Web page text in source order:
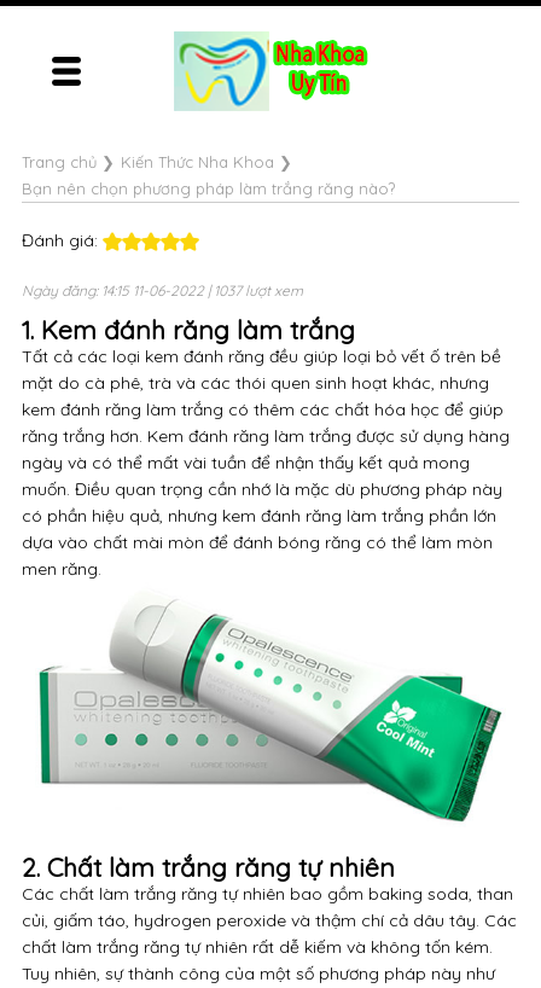
Trang chủ❯ Kiến Thức Nha Khoa ❯
Bạn nên chọn phương pháp làm trắng răng nào?
Đánh giá:
Ngày đăng: 14:15 11-06-2022 | 1037 lượt xem
1. Kem đánh răng làm trắng
Tất cả các loại kem đánh răng đều giúp loại bỏ vết ố trên bề
mặt do cà phê, trà và các thói quen sinh hoạt khác, nhưng
kem đánh răng làm trắng có thêm các chất hóa học để giúp
răng trắng hơn. Kem đánh răng làm trắng được sử dụng hàng
ngày và có thể mất vài tuần để nhận thấy kết quả mong
muốn. Điều quan trọng cần nhớ là mặc dù phương pháp này
có phần hiệu quả, nhưng kem đánh răng làm trắng phần lớn
dựa vào chất mài mòn để đánh bóng răng có thể làm mòn
men răng.
2. Chất làm trắng răng tự nhiên
Các chất làm trắng răng tự nhiên bao gồm baking soda, than
củi, giấm táo, hydrogen peroxide và thậm chí cả dâu tây. Các
chất làm trắng răng tự nhiên rất dễ kiếm và không tốn kém.
Tuy nhiên, sự thành công của một số phương pháp này như